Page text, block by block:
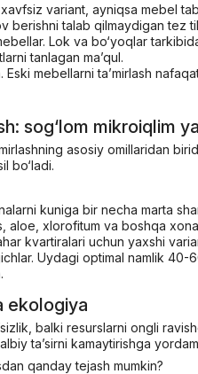
variant, ayniqsa mebel
berishni talab qilmaydigan tez
Lok va bo‘yoqlar
tanlagan ma’qul.
Eski mebellarni ta’mirlash
sog‘lom mikroiqlim
asosiy omillaridan
bo‘ladi.
kuniga bir necha marta
aloe, xlorofitum va boshqa
kvartiralari uchun yaxshi
Uydagi optimal namlik
ekologiya
balki resurslarni ongli
ta’sirni kamaytirishga
qanday tejash mumkin?